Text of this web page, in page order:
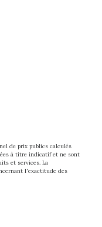
de prix publics calculés
à titre indicatif et ne sont
et services. La
l'exactitude des